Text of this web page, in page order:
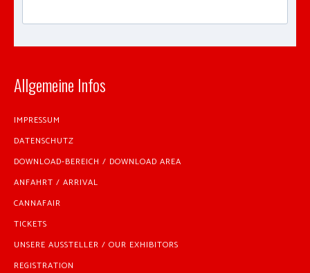
Allgemeine Infos
IMPRESSUM
DATENSCHUTZ
DOWNLOAD-BEREICH / DOWNLOAD AREA
ANFAHRT / ARRIVAL
CANNAFAIR
TICKETS
UNSERE AUSSTELLER / OUR EXHIBITORS
REGISTRATION